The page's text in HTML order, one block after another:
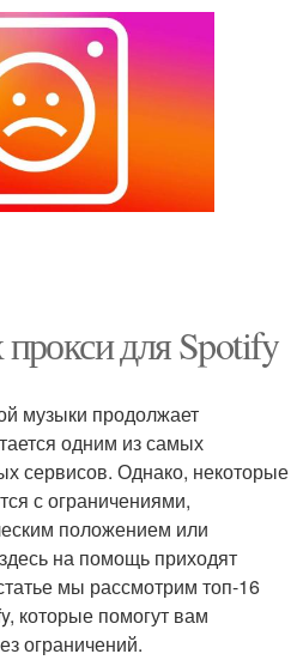
для Spotify
музыки продолжает
одним из самых
сервисов. Однако, некоторые
с ограничениями,
положением или
на помощь приходят
мы рассмотрим топ-16
которые помогут вам
ограничений.